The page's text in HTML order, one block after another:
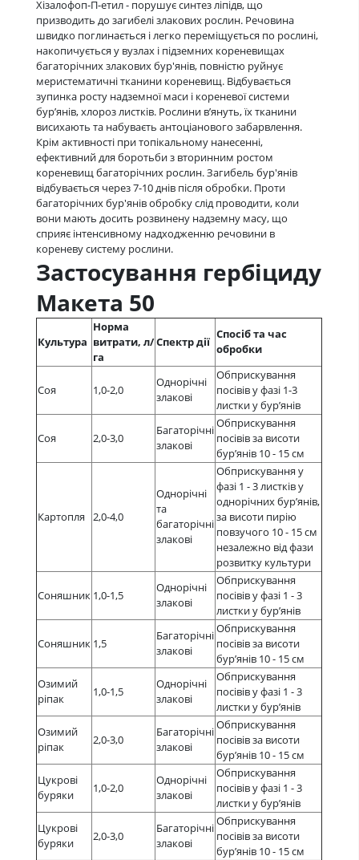
Хізалофоп-П-етил - порушує синтез ліпідв, що
призводить до загибелі злакових рослин. Речовина
швидко поглинається і легко переміщується по рослині,
накопичується у вузлах і підземних кореневищах
багаторічних злакових бур'янів, повністю руйнує
меристематичні тканини кореневищ. Відбувається
зупинка росту надземної маси і кореневої системи
бур’янів, хлороз листків. Рослини в’януть, їх тканини
висихають та набуваєть антоціанового забарвлення.
Крім активності при топікальному нанесенні,
ефективний для боротьби з вторинним ростом
кореневищ багаторічних рослин. Загибель бур'янів
відбувається через 7-10 днів після обробки. Проти
багаторічних бур'янів обробку слід проводити, коли
вони мають досить розвинену надземну масу, що
сприяє інтенсивному надходженню речовини в
кореневу систему рослини.
Застосування гербіциду
Макета 50
Культура
Норма
витрати, л/
га
Спектр дії
Спосіб та час
обробки
Соя 1,0-2,0
Однорічні
злакові
Обприскування
посівів у фазі 1-3
листки у бур’янів
Соя 2,0-3,0
Багаторічні
злакові
Обприскування
посівів за висоти
бур’янів 10 - 15 см
Картопля 2,0-4,0
Однорічні
та
багаторічні
злакові
Обприскування у
фазі 1 - 3 листків у
однорічних бур’янів,
за висоти пирію
повзучого 10 - 15 см
незалежно від фази
розвитку культури
Соняшник 1,0-1,5
Однорічні
злакові
Обприскування
посівів у фазі 1 - 3
листки у бур’янів
Соняшник 1,5
Багаторічні
злакові
Обприскування
посівів за висоти
бур’янів 10 - 15 см
Озимий
ріпак
1,0-1,5
Однорічні
злакові
Обприскування
посівів у фазі 1 - 3
листки у бур’янів
Озимий
ріпак
2,0-3,0
Багаторічні
злакові
Обприскування
посівів за висоти
бур’янів 10 - 15 см
Цукрові
буряки
1,0-2,0
Однорічні
злакові
Обприскування
посівів у фазі 1 - 3
листки у бур’янів
Цукрові
буряки
2,0-3,0
Багаторічні
злакові
Обприскування
посівів за висоти
бур’янів 10 - 15 см